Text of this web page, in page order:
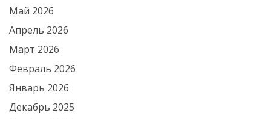
Май 2026
Апрель 2026
Март 2026
Февраль 2026
Январь 2026
Декабрь 2025